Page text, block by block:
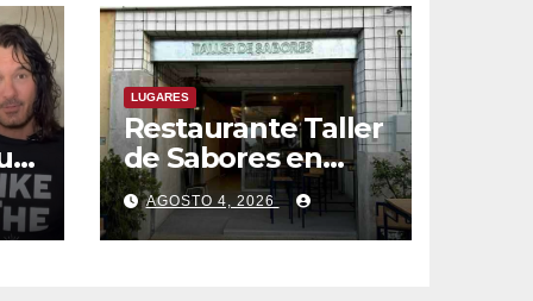
LUGARES
Restaurante Taller
de Sabores en
Bullas, cocina
ecléctica
AGOSTO 4, 2026